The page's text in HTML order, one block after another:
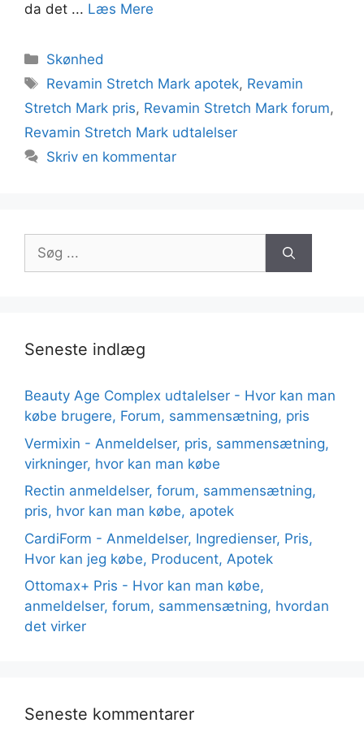
da det ... Læs Mere
Kategorier
Skønhed
Tags
Revamin Stretch Mark apotek, Revamin
Stretch Mark pris, Revamin Stretch Mark forum,
Revamin Stretch Mark udtalelser
Skriv en kommentar
Søg
efter:
Seneste indlæg
Beauty Age Сomplex udtalelser - Hvor kan man
købe brugere, Forum, sammensætning, pris
Vermixin - Anmeldelser, pris, sammensætning,
virkninger, hvor kan man købe
Rectin anmeldelser, forum, sammensætning,
pris, hvor kan man købe, apotek
CardiForm - Anmeldelser, Ingredienser, Pris,
Hvor kan jeg købe, Producent, Apotek
Ottomax+ Pris - Hvor kan man købe,
anmeldelser, forum, sammensætning, hvordan
det virker
Seneste kommentarer